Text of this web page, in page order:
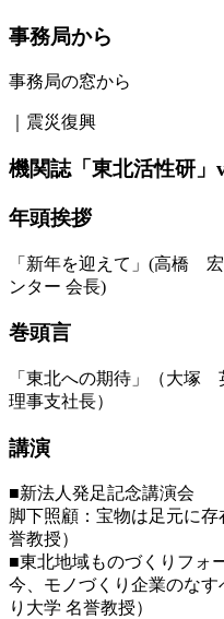
事務局から
事務局の窓から
｜震災復興
機関誌「東北活性研」
年頭挨拶
「新年を迎えて」(高橋
ンター 会長)
巻頭言
「東北への期待」（大
理事支社長）
講演
■新法人発足記念講演会
脚下照顧：宝物は足元に
誉教授）
■東北地域ものづくりフォ
今、モノづくり企業のな
り大学 名誉教授）